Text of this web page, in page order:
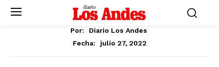
Por:
Diario Los Andes
Fecha:
julio 27, 2022